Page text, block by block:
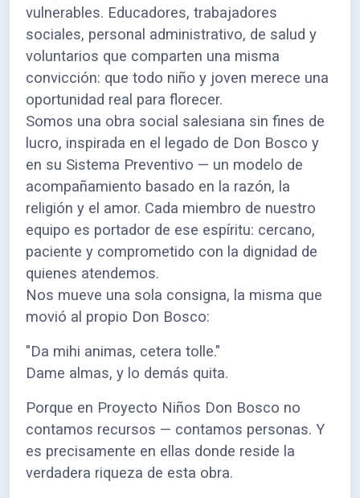
vulnerables. Educadores, trabajadores
sociales, personal administrativo, de salud y
voluntarios que comparten una misma
convicción: que todo niño y joven merece una
oportunidad real para florecer.
Somos una obra social salesiana sin fines de
lucro, inspirada en el legado de Don Bosco y
en su Sistema Preventivo — un modelo de
acompañamiento basado en la razón, la
religión y el amor. Cada miembro de nuestro
equipo es portador de ese espíritu: cercano,
paciente y comprometido con la dignidad de
quienes atendemos.
Nos mueve una sola consigna, la misma que
movió al propio Don Bosco:
"Da mihi animas, cetera tolle."
Dame almas, y lo demás quita.
Porque en Proyecto Niños Don Bosco no
contamos recursos — contamos personas. Y
es precisamente en ellas donde reside la
verdadera riqueza de esta obra.